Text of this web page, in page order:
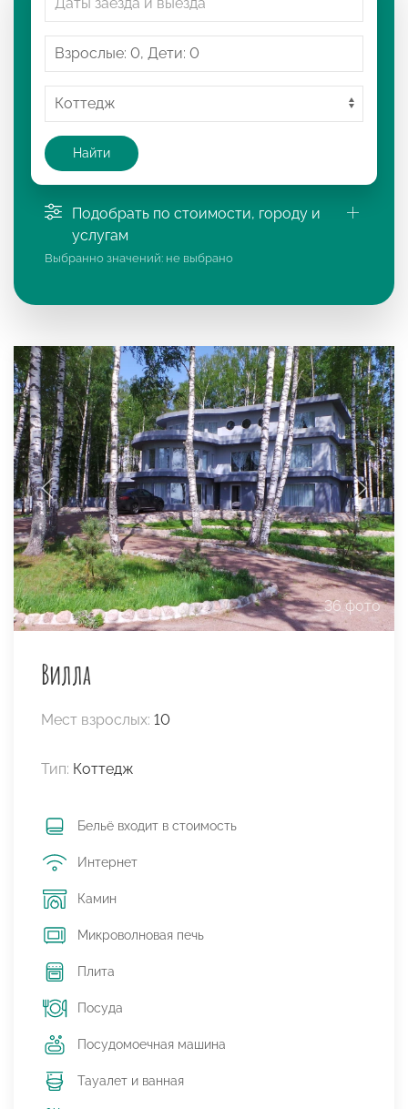
Найти
Подобрать по стоимости, городу и
услугам
Выбранно значений: не выбрано
36 фото
Вилла
Мест взрослых: 10
Тип: Коттедж
Бельё входит в стоимость
Интернет
Камин
Микроволновая печь
Плита
Посуда
Посудомоечная машина
Тауалет и ванная